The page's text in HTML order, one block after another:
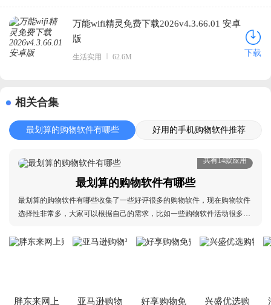
万能wifi精灵免费下载2026v4.3.66.01 安卓
版
生活实用 62.6M 下载
相关合集
最划算的购物软件有哪些 好用的手机购物软件推荐
共有14款应用
最划算的购物软件有哪些
最划算的购物软件有哪些收集了一些好评很多的购物软件，现在购物软件
选择性非常多，大家可以根据自己的需求，比如一些购物软件活动很多，
日达可以解燃眉之急，商品种类都很齐全，无论是生活用品、家电家具都
胖东来网上
亚马逊购物
好享购物免
兴盛优选购